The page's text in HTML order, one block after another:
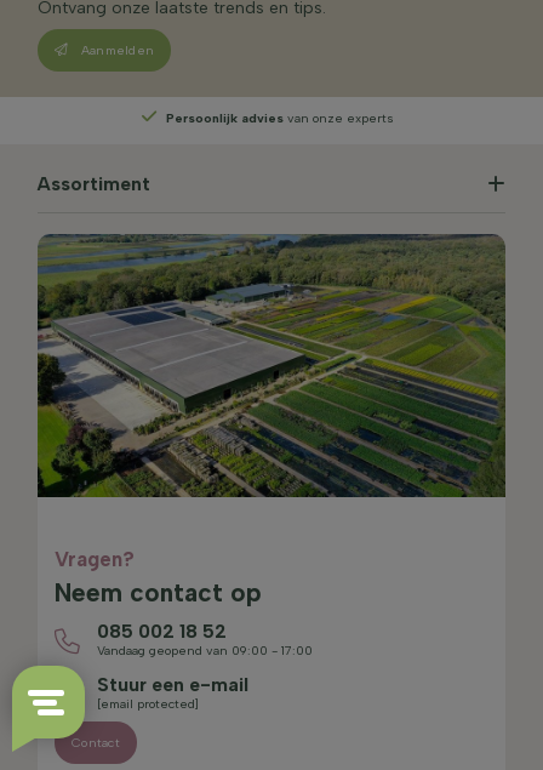
Ontvang onze laatste trends en tips.
Aanmelden
Persoonlijk advies van onze experts
Assortiment
Vragen?
Neem contact op
085 002 18 52
Vandaag geopend van 09:00 - 17:00
Stuur een e-mail
[email protected]
Contact